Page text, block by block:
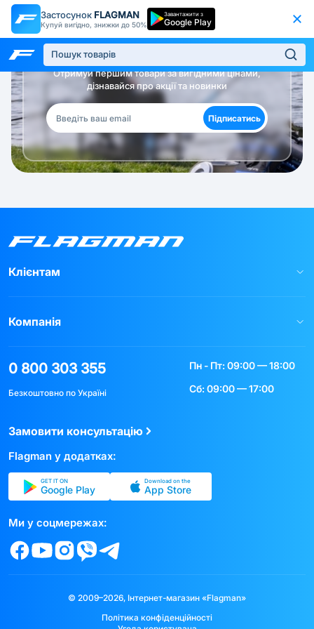
Застосунок FLAGMAN
Купуй вигідно, знижки до 50%
Завантажити з
Google Play
Будь в курсі!
Отримуй першим товари за вигідними цінами,
дізнавайся про акції та новинки
Підписатись
Клієнтам
Компанія
0 800 303 355
Безкоштовно по Україні
Пн - Пт: 09:00 — 18:00
Сб: 09:00 — 17:00
Замовити консультацію
Flagman у додатках:
GET IT ON
Google Play
Download on the
App Store
Ми у соцмережах:
© 2009–2026, Інтернет-магазин «Flagman»
Політика конфіденційності